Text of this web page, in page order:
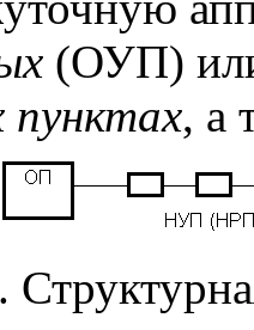
(ОУП)
пунктах, а